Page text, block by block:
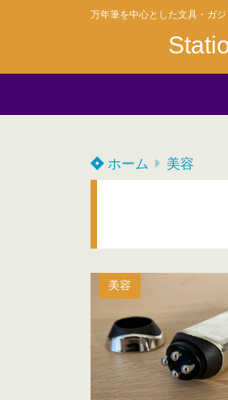
万年筆を中心とした文具・ガ
ホーム 美容
美容